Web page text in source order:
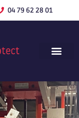
04 79 62 28 01